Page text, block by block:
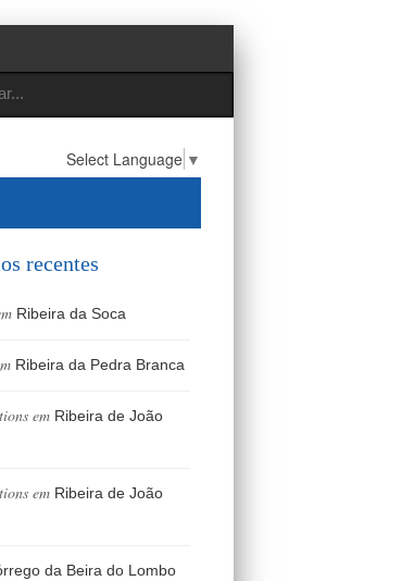
Select Language ▼
recentes
Ribeira da Soca
Ribeira da Pedra Branca
em Ribeira de João
em Ribeira de João
da Beira do Lombo